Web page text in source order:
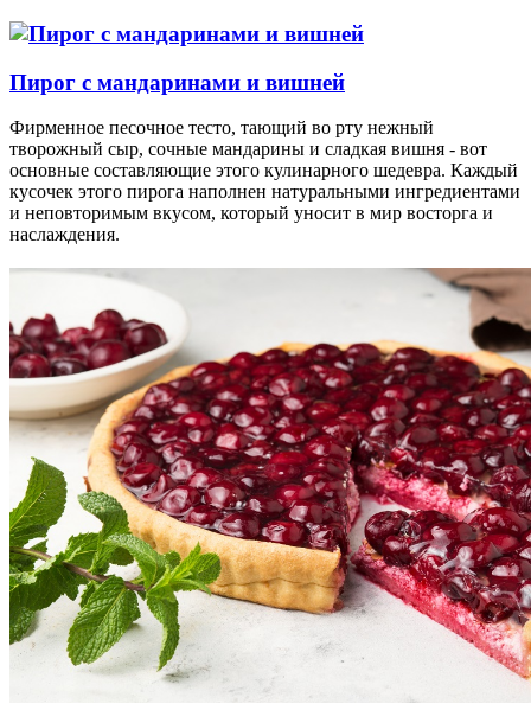
Пирог с мандаринами и вишней
Фирменное песочное тесто, тающий во рту нежный
творожный сыр, сочные мандарины и сладкая вишня - вот
основные составляющие этого кулинарного шедевра. Каждый
кусочек этого пирога наполнен натуральными ингредиентами
и неповторимым вкусом, который уносит в мир восторга и
наслаждения.